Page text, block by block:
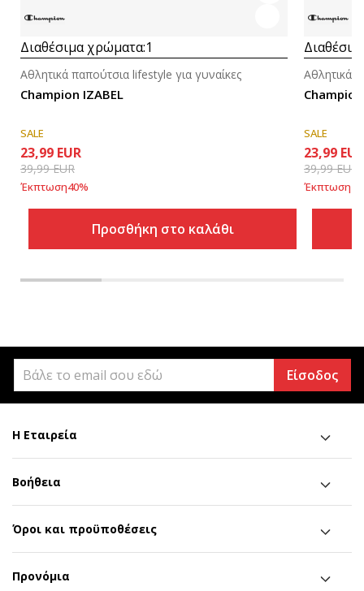
Διαθέσιμα χρώματα:1
Champion IZABEL
Αθλητικά παπούτσια lifestyle για γυναίκες
SALE
23,99 EUR
39,99EUR
Έκπτωση40%
Προσθήκη στο καλάθι
Αθλητικά
SALE
23,99 EUR
39,99EUR
Έκπτωση
Είσοδος
Η Εταιρεία
Βοήθεια
Όροι και προϋποθέσεις
Προνόμια